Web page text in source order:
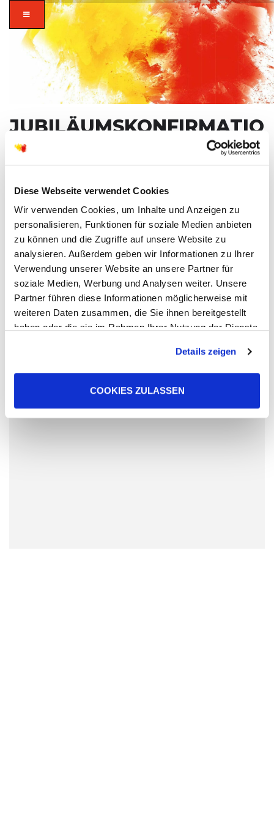
Diese Webseite verwendet Cookies
Wir verwenden Cookies, um Inhalte und Anzeigen zu
personalisieren, Funktionen für soziale Medien anbieten
zu können und die Zugriffe auf unsere Website zu
analysieren. Außerdem geben wir Informationen zu Ihrer
Verwendung unserer Website an unsere Partner für
soziale Medien, Werbung und Analysen weiter. Unsere
Partner führen diese Informationen möglicherweise mit
weiteren Daten zusammen, die Sie ihnen bereitgestellt
haben oder die sie im Rahmen Ihrer Nutzung der Dienste
Cookies, wenn Sie unsere Webseite weiterhin nutzen.
Details zeigen
COOKIES ZULASSEN
zusammen in
vielfalt glauben.
FÜR BEIDE ORTSTEILE
MIT ABENDMAHL IN
KILIANSTÄDTEN -
PFARRERIN JOHANNA
REUHL
SO
21
SEPT
PFRIN. JOHANNA REUHL